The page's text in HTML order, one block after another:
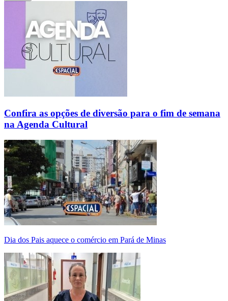
Confira as opções de diversão para o fim de semana
na Agenda Cultural
Dia dos Pais aquece o comércio em Pará de Minas